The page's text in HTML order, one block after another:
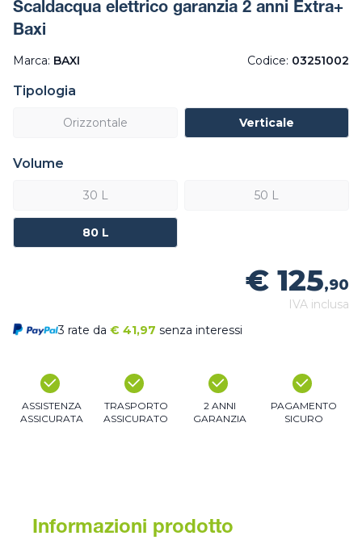
Scaldacqua elettrico garanzia 2 anni Extra+
Baxi
Marca: BAXI Codice: 03251002
Tipologia
Orizzontale Verticale
Volume
30 L 50 L
80 L
€ 125,90
IVA inclusa
3 rate da € 41,97 senza interessi
ASSISTENZA
ASSICURATA
TRASPORTO
ASSICURATO
2 ANNI
GARANZIA
PAGAMENTO
SICURO
Informazioni prodotto